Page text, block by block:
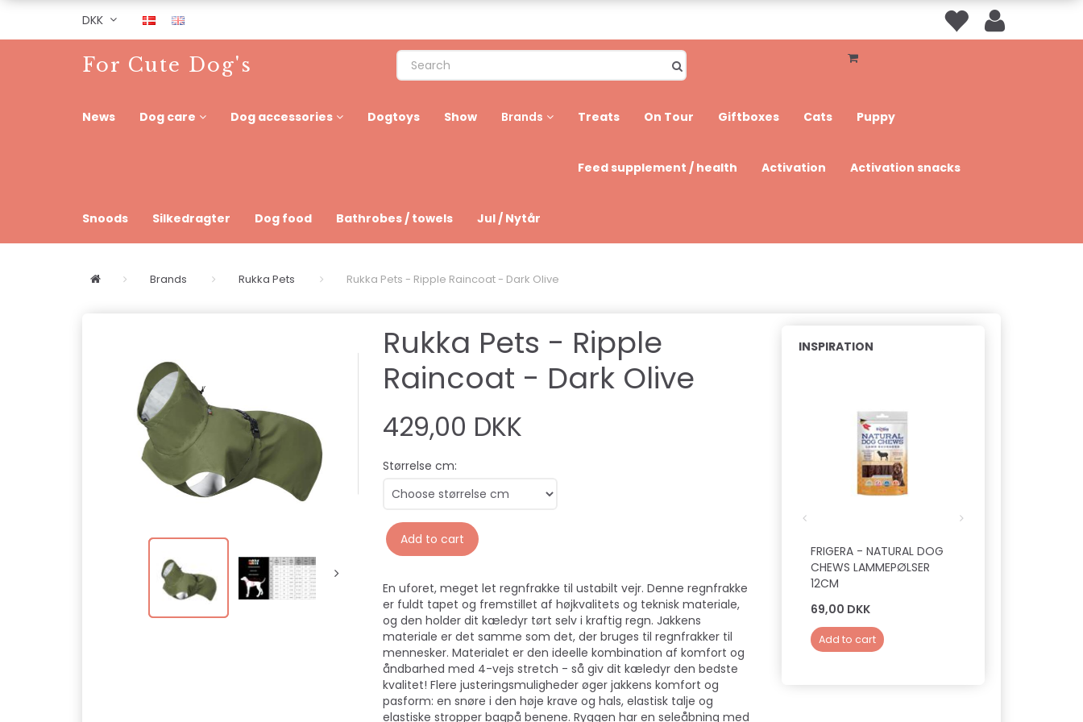
DKK
For Cute Dog's
News Dog care Dog accessories Dogtoys Show Brands Treats On Tour Giftboxes Cats Puppy
Feed supplement / health Activation Activation snacks
Snoods Silkedragter Dog food Bathrobes / towels Jul / Nytår
Brands Rukka Pets Rukka Pets - Ripple Raincoat - Dark Olive
Rukka Pets - Ripple
Raincoat - Dark Olive
429,00 DKK
Størrelse cm:
Add to cart
En uforet, meget let regnfrakke til ustabilt vejr. Denne regnfrakke
er fuldt tapet og fremstillet af højkvalitets og teknisk materiale,
og den holder dit kæledyr tørt selv i kraftig regn. Jakkens
materiale er det samme som det, der bruges til regnfrakker til
mennesker. Materialet er den ideelle kombination af komfort og
åndbarhed med 4-vejs stretch - så giv dit kæledyr den bedste
kvalitet! Flere justeringsmuligheder øger jakkens komfort og
pasform: en snøre i den høje krave og hals, elastisk talje og
elastiske stropper bagpå benene. Ryggen har en seleåbning med
INSPIRATION
FRIGERA - NATURAL DOG
CHEWS LAMMEPØLSER
12CM
69,00 DKK
Add to cart